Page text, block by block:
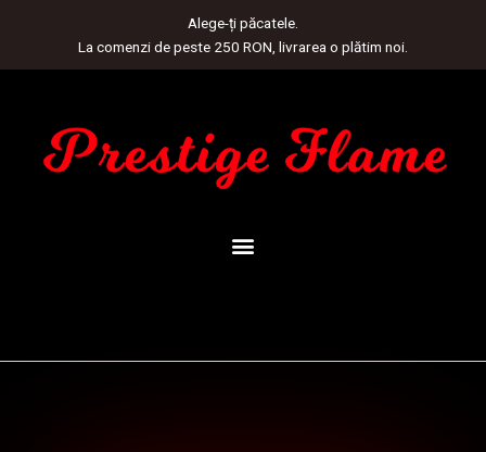
Alege-ți păcatele.
La comenzi de peste 250 RON, livrarea o plătim noi.